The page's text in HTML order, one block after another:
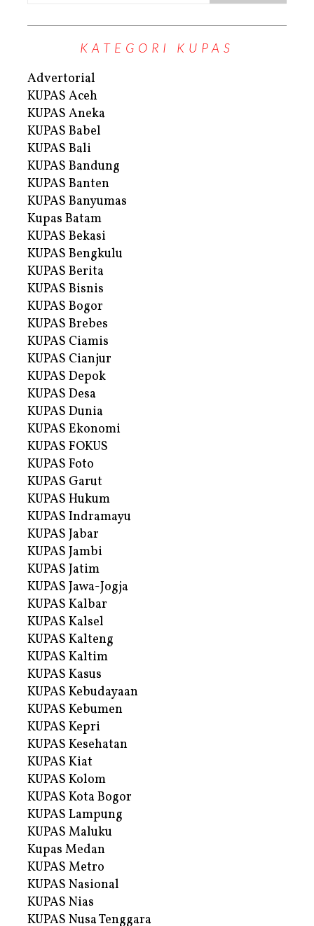
KATEGORI KUPAS
Advertorial
KUPAS Aceh
KUPAS Aneka
KUPAS Babel
KUPAS Bali
KUPAS Bandung
KUPAS Banten
KUPAS Banyumas
Kupas Batam
KUPAS Bekasi
KUPAS Bengkulu
KUPAS Berita
KUPAS Bisnis
KUPAS Bogor
KUPAS Brebes
KUPAS Ciamis
KUPAS Cianjur
KUPAS Depok
KUPAS Desa
KUPAS Dunia
KUPAS Ekonomi
KUPAS FOKUS
KUPAS Foto
KUPAS Garut
KUPAS Hukum
KUPAS Indramayu
KUPAS Jabar
KUPAS Jambi
KUPAS Jatim
KUPAS Jawa-Jogja
KUPAS Kalbar
KUPAS Kalsel
KUPAS Kalteng
KUPAS Kaltim
KUPAS Kasus
KUPAS Kebudayaan
KUPAS Kebumen
KUPAS Kepri
KUPAS Kesehatan
KUPAS Kiat
KUPAS Kolom
KUPAS Kota Bogor
KUPAS Lampung
KUPAS Maluku
Kupas Medan
KUPAS Metro
KUPAS Nasional
KUPAS Nias
KUPAS Nusa Tenggara